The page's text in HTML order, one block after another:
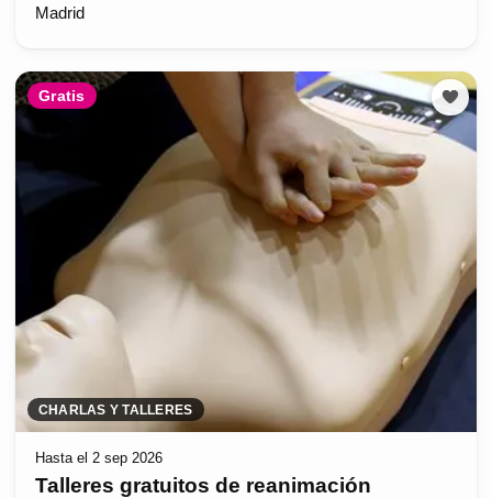
Madrid
Gratis
CHARLAS Y TALLERES
Hasta el 2 sep 2026
Talleres gratuitos de reanimación